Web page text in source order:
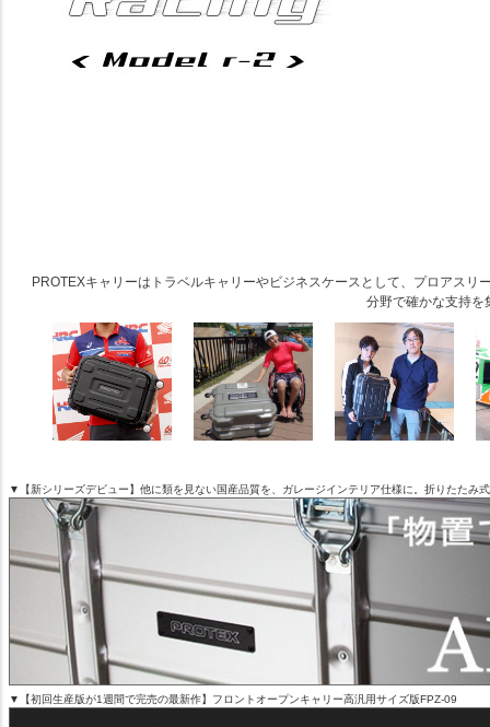
PROTEXキャリーはトラベルキャリーやビジネスケースとして、プロアス
分野で確かな支持を
▼【新シリーズデビュー】他に類を見ない国産品質を、ガレージインテリア仕様に。折りたたみ
▼【初回生産版が1週間で完売の最新作】フロントオープンキャリー高汎用サイズ版FPZ-09